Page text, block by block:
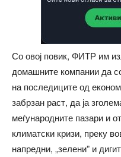
Со овој повик, ФИТР им
домашните компании да
на последиците од
забрзан раст, да ја
меѓународните пазари и
климатски кризи, преку
напредни, „зелени” и